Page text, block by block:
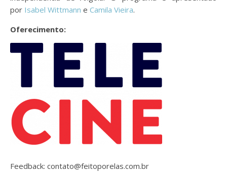
por Isabel Wittmann e Camila Vieira.
Oferecimento:
Feedback: contato@feitoporelas.com.br